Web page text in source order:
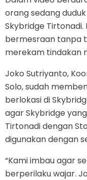
orang sedang
Skybridge
bermesraan tanpa
merekam tindakan
Joko Sutriyanto,
Solo, sudah
berlokasi di
agar Skybridge
Tirtonadi dengan
digunakan dengan
“Kami imbau agar
berperilaku wajar.